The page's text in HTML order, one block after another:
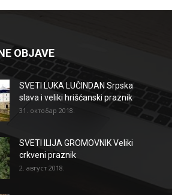
OBJAVE
SVETI LUKA LUČINDAN Srpska
slava i veliki hrišćanski praznik
31. октобар 2018.
SVETI ILIJA GROMOVNIK Veliki
crkveni praznik
2. август 2018.